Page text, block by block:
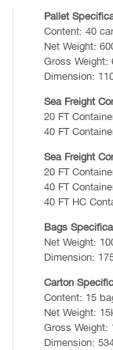
Pallet
Content: 40
Net Weight:
Gross Weight:
Dimension:
Sea Freight
20 FT
40 FT
Sea Freight
20 FT
40 FT
40 FT HC
Bags
Net Weight:
Dimension:
Carton
Content: 15
Net Weight:
Gross Weight:
Dimension: